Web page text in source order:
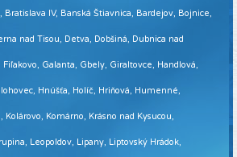
Bratislava IV, Banská Štiavnica, Bardejov, Bojnice,
nad Tisou, Detva, Dobšiná, Dubnica nad
Galanta, Gbely, Giraltovce, Handlová,
Hnúšťa, Holíč, Hriňová, Humenné,
Kolárovo, Komárno, Krásno nad Kysucou,
Leopoldov, Lipany, Liptovský Hrádok,